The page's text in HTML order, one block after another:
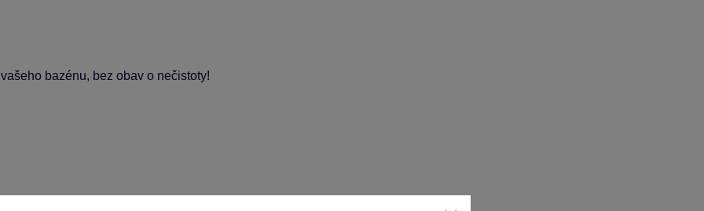
bazénu, bez obav o nečistoty!